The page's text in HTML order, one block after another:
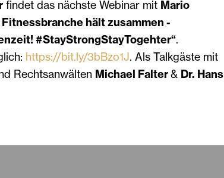
findet das nächste Webinar mit Mario
Fitnessbranche hält zusammen -
#StayStrongStayTogehter“.
https://bit.ly/3bBzo1J. Als Talkgäste mit
Rechtsanwälten Michael Falter& Dr. Hans